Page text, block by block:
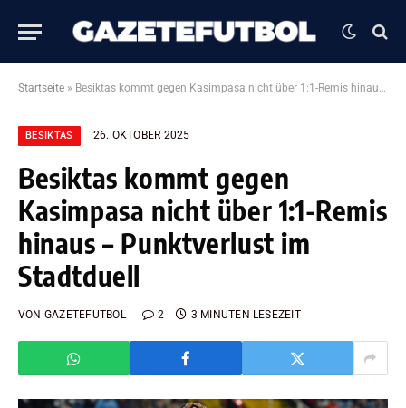
Startseite » Besiktas kommt gegen Kasimpasa nicht über 1:1-Remis hinaus – Punktverlust im Stadtduell
BESIKTAS 26. OKTOBER 2025
Besiktas kommt gegen
Kasimpasa nicht über 1:1-Remis
hinaus – Punktverlust im
Stadtduell
VON GAZETEFUTBOL 2 3 MINUTEN LESEZEIT